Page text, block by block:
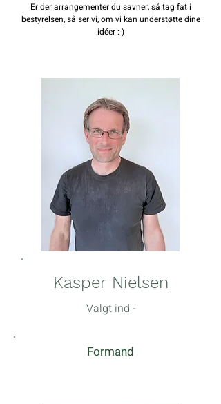
Er der arrangementer du savner, så tag fat i
bestyrelsen,så ser vi, om vi kan understøtte dine
idéer :-)
Kasper Nielsen
Valgt ind -
Formand